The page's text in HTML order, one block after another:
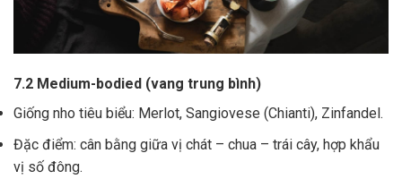
7.2 Medium-bodied (vang trung bình)
Giống nho tiêu biểu: Merlot, Sangiovese (Chianti), Zinfandel.
Đặc điểm: cân bằng giữa vị chát – chua – trái cây, hợp khẩu
vị số đông.